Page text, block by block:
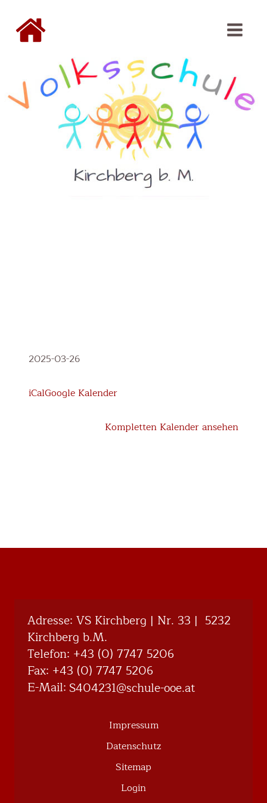
Jonglier-
1.
2025-03-26
iCalGoogle Kalender
Kompletten Kalender ansehen
Adresse: VS Kirchberg | Nr. 33 | 5232
Kirchberg b.M.
Telefon: +43 (0) 7747 5206
Fax: +43 (0) 7747 5206
E-Mail:
ta.eoo-eluhcs
@132404S
Impressum
Datenschutz
Sitemap
Login